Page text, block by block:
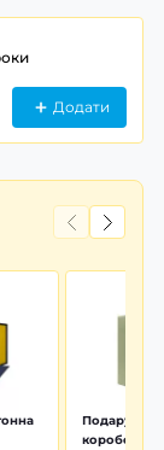
Додати
коробочка